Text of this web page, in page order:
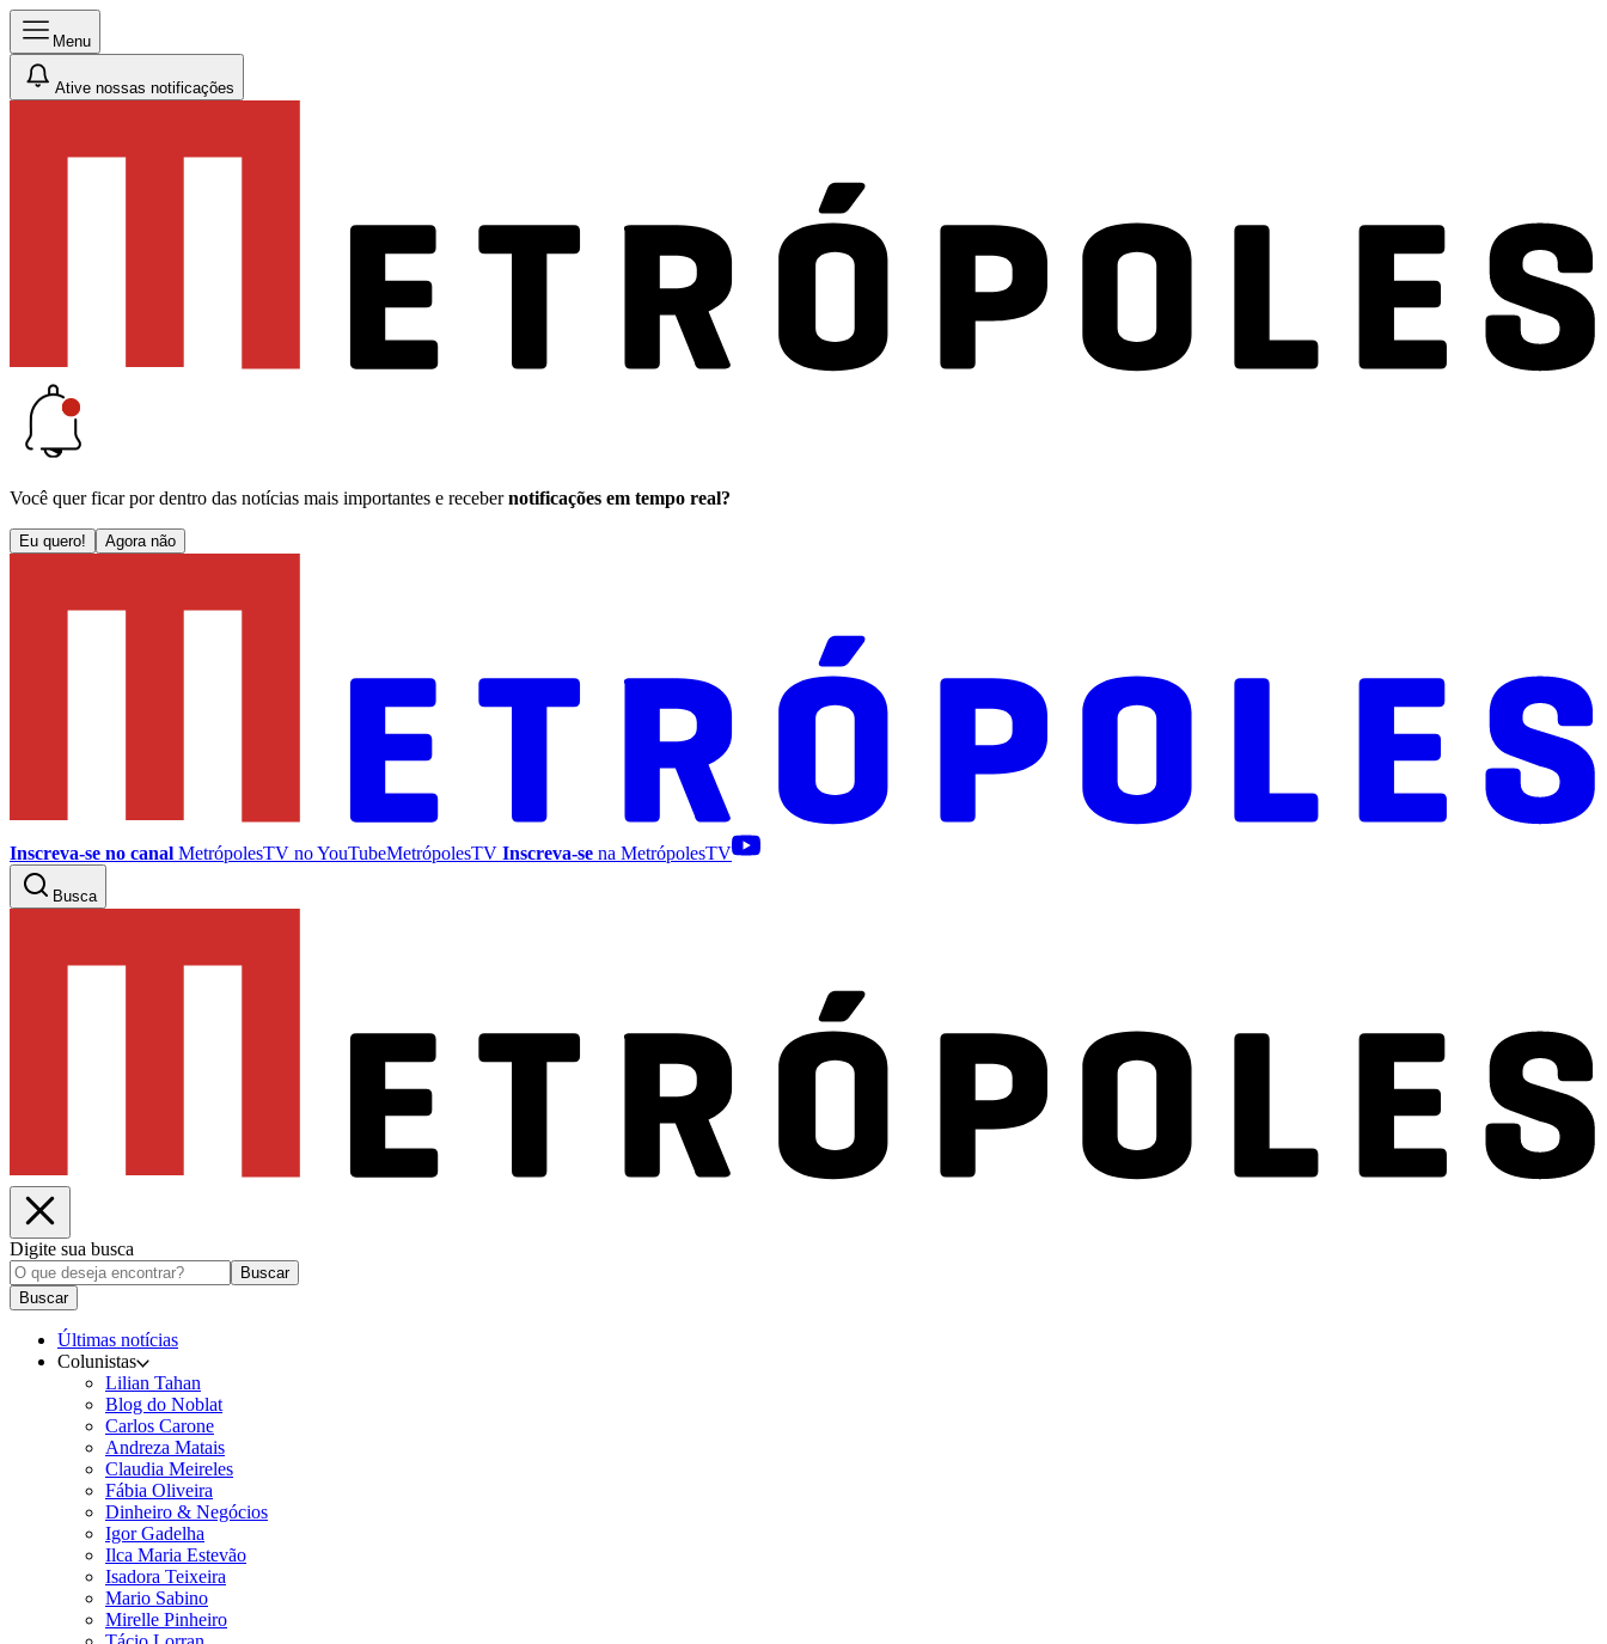
Menu
Ative nossas notificações
Você quer ficar por dentro das notícias mais importantes e receber notificações em tempo real?
Eu quero! Agora não
Inscreva-se no canal MetrópolesTV noYouTubeMetrópolesTV Inscreva-se na MetrópolesTV
Busca
Digite sua busca
Buscar
Buscar
Últimas notícias
Colunistas
Lilian Tahan
Blog do Noblat
Carlos Carone
Andreza Matais
Claudia Meireles
Fábia Oliveira
Dinheiro & Negócios
Igor Gadelha
Ilca Maria Estevão
Isadora Teixeira
Mario Sabino
Mirelle Pinheiro